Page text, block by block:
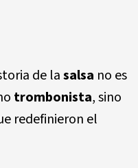
de lasalsa no es
trombonista, sino
redefinieron el